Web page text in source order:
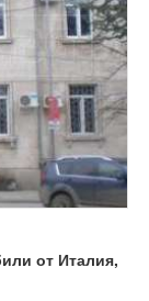
от Италия,